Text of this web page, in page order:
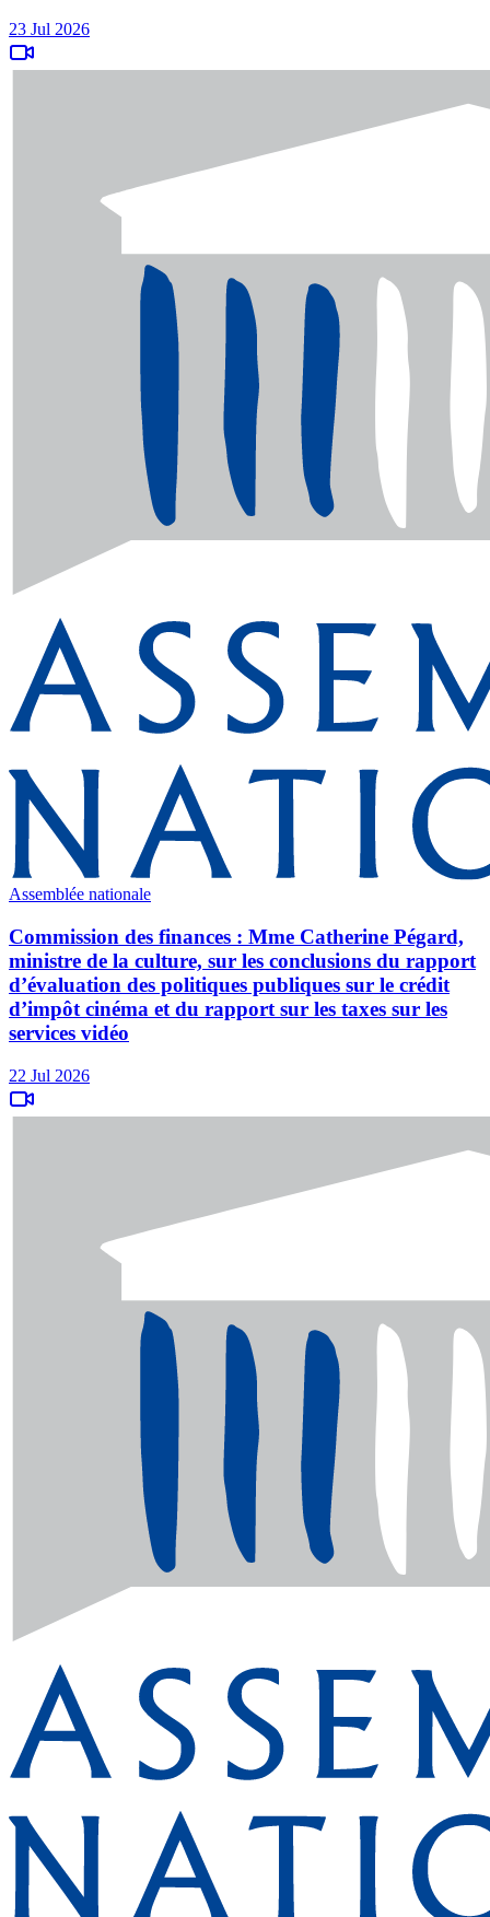
23 Jul 2026
Assemblée nationale
Commission des finances : Mme Catherine Pégard,
ministre de la culture, sur les conclusions du rapport
d’évaluation des politiques publiques sur le crédit
d’impôt cinéma et du rapport sur les taxes sur les
services vidéo
22 Jul 2026